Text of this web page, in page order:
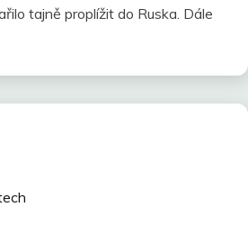
tajně proplížit do Ruska. Dále